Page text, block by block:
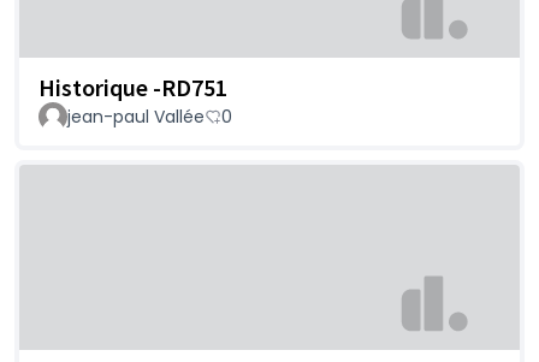
Historique -RD751
jean-paul Vallée 0